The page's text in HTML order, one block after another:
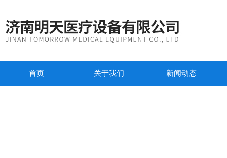
首页 关于我们 新闻动态